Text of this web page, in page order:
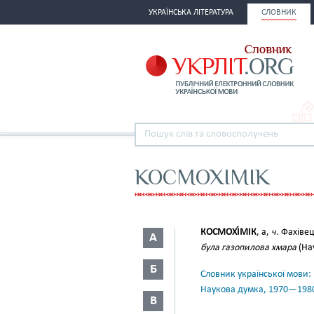
УКРАЇНСЬКА ЛІТЕРАТУРА СЛОВНИК
КОСМОХІМІК
А
Б
В
КОСМОХІ́МІК, а, ч.
була газопилова хмара
Словник української
Наукова думка,